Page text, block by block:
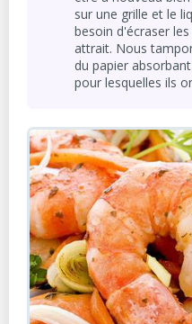
sur une grille et le
besoin d'écraser
attrait. Nous
du papier
pour lesquelles ils